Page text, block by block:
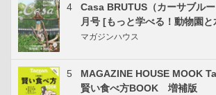
4
Casa BRUTUS（カーサブル
月号 [もっと学べる！動物園と
マガジンハウス
5
MAGAZINE HOUSE MOOK
賢い食べ方BOOK 増補版